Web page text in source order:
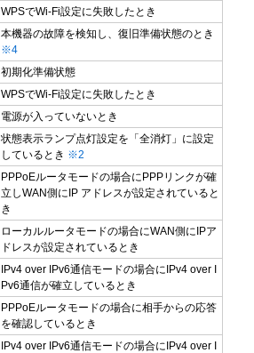
WPSでWi-Fi設定に失敗したとき
本機器の故障を検知し、復旧準備状態のとき
※4
初期化準備状態
WPSでWi-Fi設定に失敗したとき
電源が入っていないとき
状態表示ランプ点灯設定を「全消灯」に設定
しているとき ※2
PPPoEルータモードの場合にPPPリンクが確
立しWAN側にIP アドレスが設定されていると
き
ローカルルータモードの場合にWAN側にIPア
ドレスが設定されているとき
IPv4 over IPv6通信モードの場合にIPv4 over I
Pv6通信が確立しているとき
PPPoEルータモードの場合に相手からの応答
を確認しているとき
IPv4 over IPv6通信モードの場合にIPv4 over I